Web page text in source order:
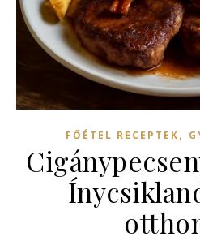
FŐÉTEL RECEPTEK,